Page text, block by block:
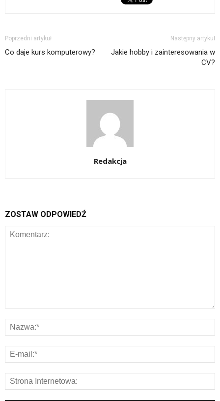
Poprzedni artykuł
Co daje kurs komputerowy?
Następny artykuł
Jakie hobby i zainteresowania w
CV?
Redakcja
ZOSTAW ODPOWIEDŹ